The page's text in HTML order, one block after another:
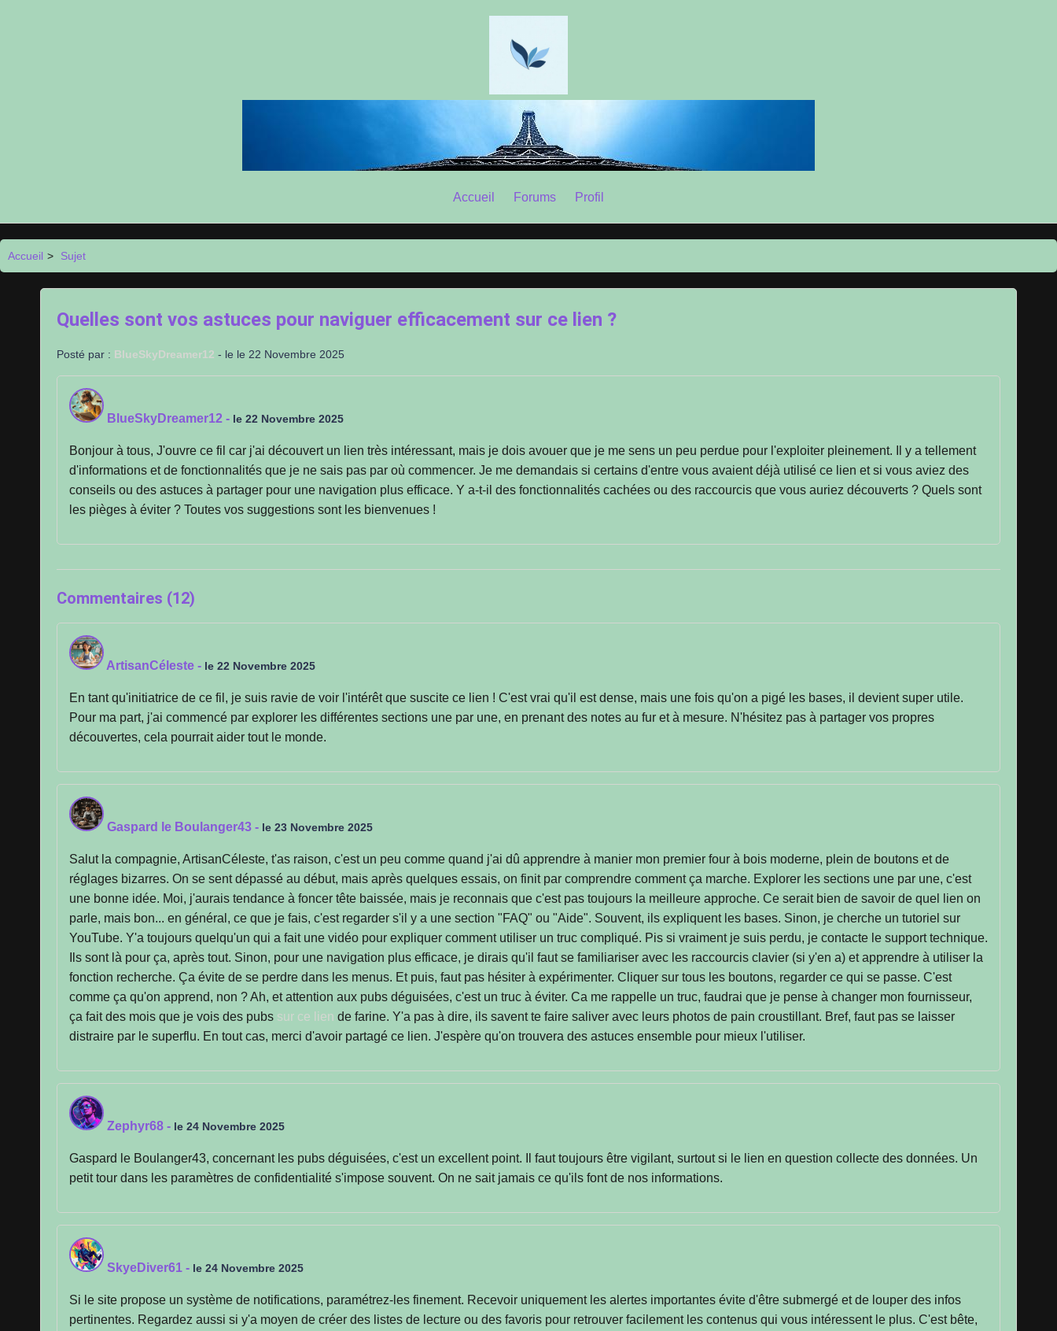
Accueil Forums Profil
Accueil > Sujet
Quelles sont vos astuces pour naviguer efficacement sur ce lien ?
Posté par : BlueSkyDreamer12 - le le 22 Novembre 2025
BlueSkyDreamer12 - le 22 Novembre 2025
Bonjour à tous, J'ouvre ce fil car j'ai découvert un lien très intéressant, mais je dois avouer que je me sens un peu perdue pour l'exploiter pleinement. Il y a tellement
d'informations et de fonctionnalités que je ne sais pas par où commencer. Je me demandais si certains d'entre vous avaient déjà utilisé ce lien et si vous aviez des
conseils ou des astuces à partager pour une navigation plus efficace. Y a-t-il des fonctionnalités cachées ou des raccourcis que vous auriez découverts ? Quels sont
les pièges à éviter ? Toutes vos suggestions sont les bienvenues !
Commentaires (12)
ArtisanCéleste - le 22 Novembre 2025
En tant qu'initiatrice de ce fil, je suis ravie de voir l'intérêt que suscite ce lien ! C'est vrai qu'il est dense, mais une fois qu'on a pigé les bases, il devient super utile.
Pour ma part, j'ai commencé par explorer les différentes sections une par une, en prenant des notes au fur et à mesure. N'hésitez pas à partager vos propres
découvertes, cela pourrait aider tout le monde.
Gaspard le Boulanger43 - le 23 Novembre 2025
Salut la compagnie, ArtisanCéleste, t'as raison, c'est un peu comme quand j'ai dû apprendre à manier mon premier four à bois moderne, plein de boutons et de
réglages bizarres. On se sent dépassé au début, mais après quelques essais, on finit par comprendre comment ça marche. Explorer les sections une par une, c'est
une bonne idée. Moi, j'aurais tendance à foncer tête baissée, mais je reconnais que c'est pas toujours la meilleure approche. Ce serait bien de savoir de quel lien on
parle, mais bon... en général, ce que je fais, c'est regarder s'il y a une section "FAQ" ou "Aide". Souvent, ils expliquent les bases. Sinon, je cherche un tutoriel sur
YouTube. Y'a toujours quelqu'un qui a fait une vidéo pour expliquer comment utiliser un truc compliqué. Pis si vraiment je suis perdu, je contacte le support technique.
Ils sont là pour ça, après tout. Sinon, pour une navigation plus efficace, je dirais qu'il faut se familiariser avec les raccourcis clavier (si y'en a) et apprendre à utiliser la
fonction recherche. Ça évite de se perdre dans les menus. Et puis, faut pas hésiter à expérimenter. Cliquer sur tous les boutons, regarder ce qui se passe. C'est
comme ça qu'on apprend, non ? Ah, et attention aux pubs déguisées, c'est un truc à éviter. Ca me rappelle un truc, faudrai que je pense à changer mon fournisseur,
ça fait des mois que je vois des pubs sur ce lien de farine. Y'a pas à dire, ils savent te faire saliver avec leurs photos de pain croustillant. Bref, faut pas se laisser
distraire par le superflu. En tout cas, merci d'avoir partagé ce lien. J'espère qu'on trouvera des astuces ensemble pour mieux l'utiliser.
Zephyr68 - le 24 Novembre 2025
Gaspard le Boulanger43, concernant les pubs déguisées, c'est un excellent point. Il faut toujours être vigilant, surtout si le lien en question collecte des données. Un
petit tour dans les paramètres de confidentialité s'impose souvent. On ne sait jamais ce qu'ils font de nos informations.
SkyeDiver61 - le 24 Novembre 2025
Si le site propose un système de notifications, paramétrez-les finement. Recevoir uniquement les alertes importantes évite d'être submergé et de louper des infos
pertinentes. Regardez aussi si y'a moyen de créer des listes de lecture ou des favoris pour retrouver facilement les contenus qui vous intéressent le plus. C'est bête,